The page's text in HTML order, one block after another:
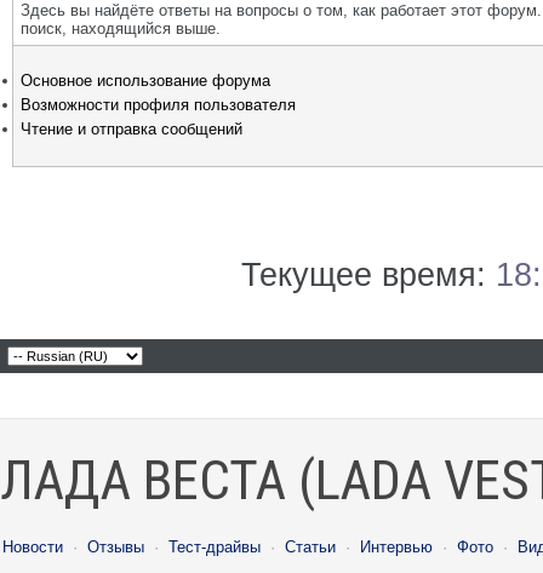
Здесь вы найдёте ответы на вопросы о том, как работает этот
поиск, находящийся выше.
Основное использование форума
Возможности профиля пользователя
Чтение и отправка сообщений
Текущее время:
ЛАДА ВЕСТА (LADA
Новости · Отзывы · Тест-драйвы · Статьи · Интервью · Фото ·